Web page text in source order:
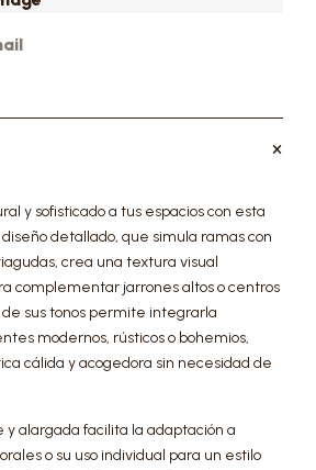
y sofisticado a tus espacios con esta
detallado, que simula ramas con
crea una textura visual
complementar jarrones altos o centros
sus tonos permite integrarla
modernos, rústicos o bohemios,
cálida y acogedora sin necesidad de
y alargada facilita la adaptación a
o su uso individual para un estilo